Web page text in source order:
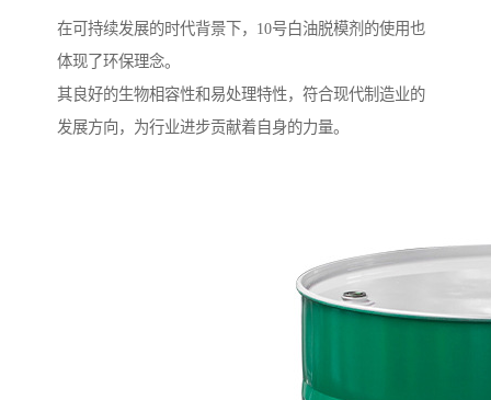
在可持续发展的时代背景下，10号白油脱模剂的使用也
体现了环保理念。
其良好的生物相容性和易处理特性，符合现代制造业的
发展方向，为行业进步贡献着自身的力量。